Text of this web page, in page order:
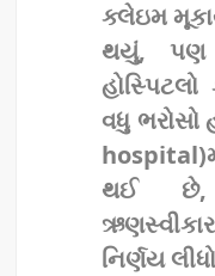
ક્લેઇમ
થયું,
વધુ ભરોસો
hospital)
થઈ છે,
નિર્ણય